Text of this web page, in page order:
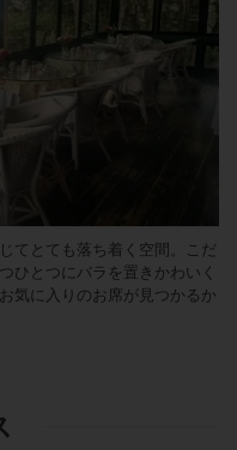
てとても落ち着く空間。こだ
ひとつにバラを置きかわいく
気に入りのお席が見つかるか